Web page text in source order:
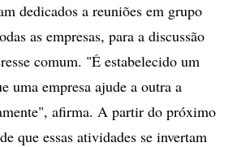
dedicados a reuniões em grupo
as empresas, para a discussão
comum. "É estabelecido um
uma empresa ajude a outra a
afirma. A partir do próximo
que essas atividades se invertam